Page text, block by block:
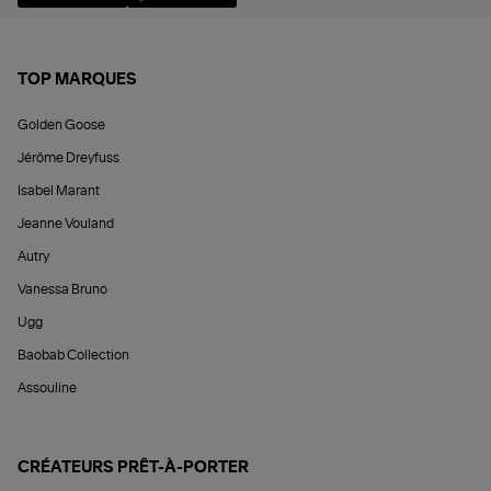
TOP MARQUES
Golden Goose
Jérôme Dreyfuss
Isabel Marant
Jeanne Vouland
Autry
Vanessa Bruno
Ugg
Baobab Collection
Assouline
CRÉATEURS PRÊT-À-PORTER